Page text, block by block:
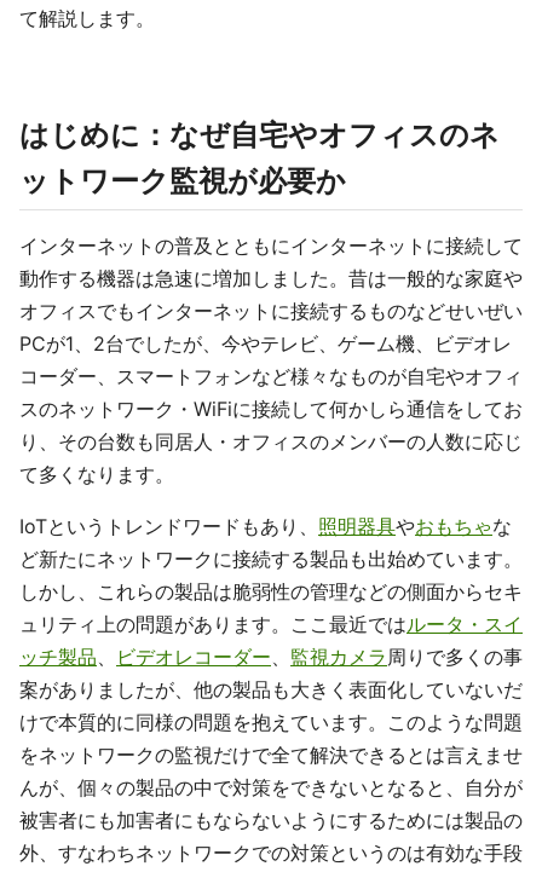
て解説します。
はじめに：なぜ自宅やオフィスのネ
ットワーク監視が必要か
インターネットの普及とともにインターネットに接続して
動作する機器は急速に増加しました。昔は一般的な家庭や
オフィスでもインターネットに接続するものなどせいぜい
PCが1、2台でしたが、今やテレビ、ゲーム機、ビデオレ
コーダー、スマートフォンなど様々なものが自宅やオフィ
スのネットワーク・WiFiに接続して何かしら通信をしてお
り、その台数も同居人・オフィスのメンバーの人数に応じ
て多くなります。
IoTというトレンドワードもあり、 照明器具やおもちゃな
ど新たにネットワークに接続する製品も出始めています。
しかし、これらの製品は脆弱性の管理などの側面からセキ
ュリティ上の問題があります。ここ最近ではルータ・スイ
ッチ製品、 ビデオレコーダー、 監視カメラ周りで多くの事
案がありましたが、他の製品も大きく表面化していないだ
けで本質的に同様の問題を抱えています。このような問題
をネットワークの監視だけで全て解決できるとは言えませ
んが、個々の製品の中で対策をできないとなると、自分が
被害者にも加害者にもならないようにするためには製品の
外、すなわちネットワークでの対策というのは有効な手段